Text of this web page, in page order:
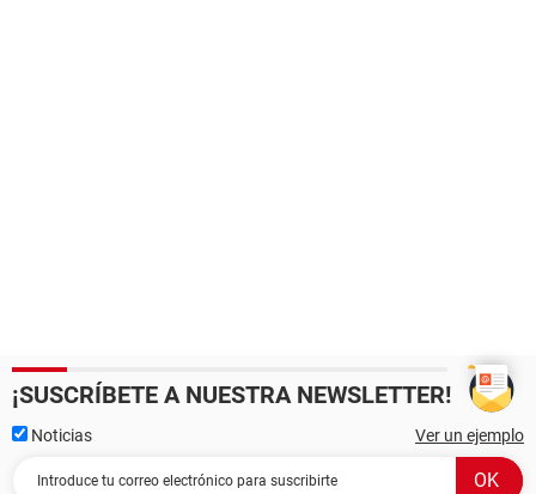
¡SUSCRÍBETE A NUESTRA NEWSLETTER!
Noticias Ver un ejemplo